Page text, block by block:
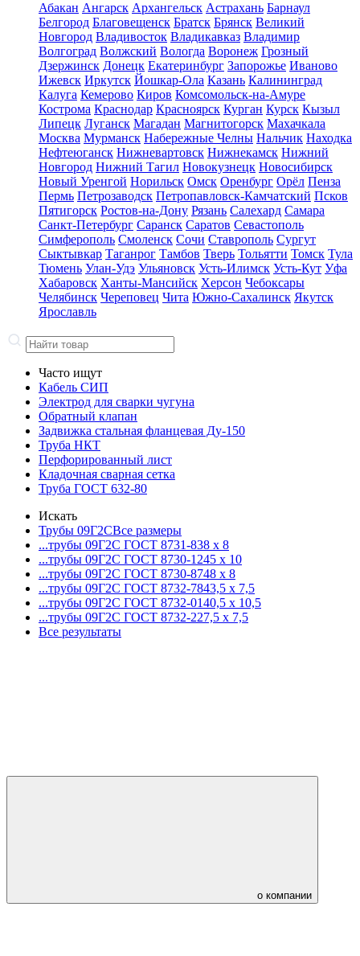
Абакан Ангарск Архангельск Астрахань Барнаул
Белгород Благовещенск Братск Брянск Великий
Новгород Владивосток Владикавказ Владимир
Волгоград Волжский Вологда Воронеж Грозный
Дзержинск Донецк Екатеринбург Запорожье Иваново
Ижевск Иркутск Йошкар-Ола Казань Калининград
Калуга Кемерово Киров Комсомольск-на-Амуре
Кострома Краснодар Красноярск Курган Курск Кызыл
Липецк Луганск Магадан Магнитогорск Махачкала
Москва Мурманск Набережные Челны Нальчик Находка
Нефтеюганск Нижневартовск Нижнекамск Нижний
Новгород Нижний Тагил Новокузнецк Новосибирск
Новый Уренгой Норильск Омск Оренбург Орёл Пенза
Пермь Петрозаводск Петропавловск-Камчатский Псков
Пятигорск Ростов-на-Дону Рязань Салехард Самара
Санкт-Петербург Саранск Саратов Севастополь
Симферополь Смоленск Сочи Ставрополь Сургут
Сыктывкар Таганрог Тамбов Тверь Тольятти Томск Тула
Тюмень Улан-Удэ Ульяновск Усть-Илимск Усть-Кут Уфа
Хабаровск Ханты-Мансийск Херсон Чебоксары
Челябинск Череповец Чита Южно-Сахалинск Якутск
Ярославль
Часто ищут
Кабель СИП
Электрод для сварки чугуна
Обратный клапан
Задвижка стальная фланцевая Ду-150
Труба НКТ
Перфорированный лист
Кладочная сварная сетка
Труба ГОСТ 632-80
Искать
Трубы 09Г2СВсе размеры
...трубы 09Г2С ГОСТ 8731-838 x 8
...трубы 09Г2С ГОСТ 8730-1245 x 10
...трубы 09Г2С ГОСТ 8730-8748 x 8
...трубы 09Г2С ГОСТ 8732-7843,5 x 7,5
...трубы 09Г2С ГОСТ 8732-0140,5 x 10,5
...трубы 09Г2С ГОСТ 8732-227,5 x 7,5
Все результаты
о компании